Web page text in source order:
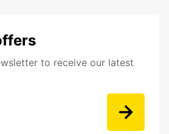
to receive our latest